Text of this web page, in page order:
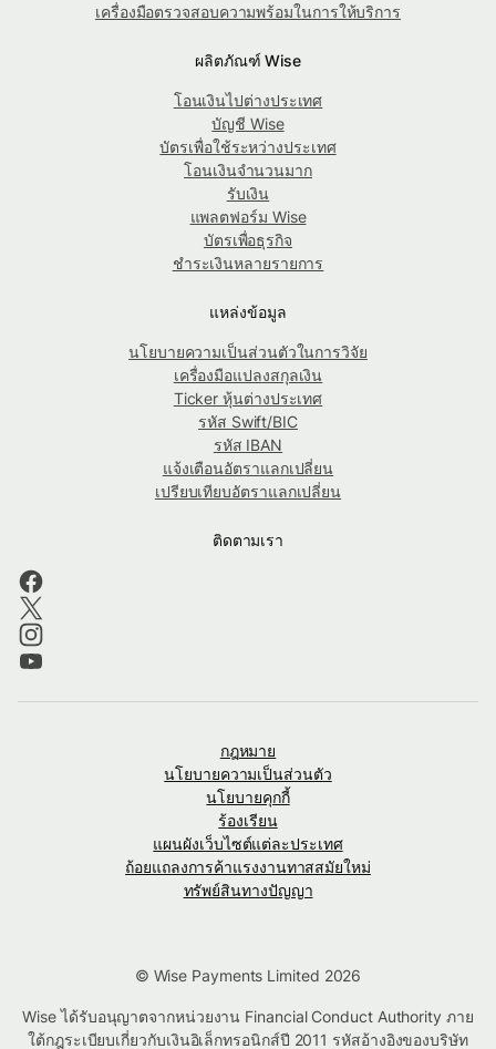
เครื่องมือตรวจสอบความพร้อมในการให้บริการ
ผลิตภัณฑ์ Wise
โอนเงินไปต่างประเทศ
บัญชี Wise
บัตรเพื่อใช้ระหว่างประเทศ
โอนเงินจำนวนมาก
รับเงิน
แพลตฟอร์ม Wise
บัตรเพื่อธุรกิจ
ชำระเงินหลายรายการ
แหล่งข้อมูล
นโยบายความเป็นส่วนตัวในการวิจัย
เครื่องมือแปลงสกุลเงิน
Ticker หุ้นต่างประเทศ
รหัส Swift/BIC
รหัส IBAN
แจ้งเตือนอัตราแลกเปลี่ยน
เปรียบเทียบอัตราแลกเปลี่ยน
ติดตามเรา
กฎหมาย
นโยบายความเป็นส่วนตัว
นโยบายคุกกี้
ร้องเรียน
แผนผังเว็บไซต์แต่ละประเทศ
ถ้อยแถลงการค้าแรงงานทาสสมัยใหม่
ทรัพย์สินทางปัญญา
© Wise Payments Limited 2026
Wise ได้รับอนุญาตจากหน่วยงาน Financial Conduct Authority ภาย
ใต้กฎระเบียบเกี่ยวกับเงินอิเล็กทรอนิกส์ปี 2011 รหัสอ้างอิงของบริษัท